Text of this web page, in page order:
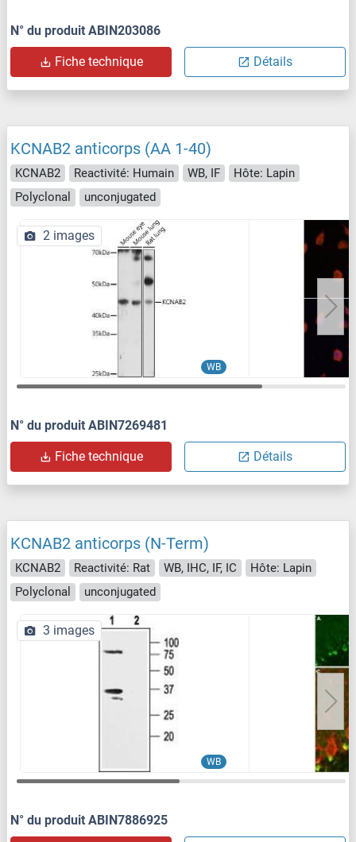
N° du produit ABIN203086
Fiche technique Détails
KCNAB2 anticorps (AA 1-40)
KCNAB2 Reactivité: Humain WB, IF
Hôte: Lapin
Polyclonal
unconjugated
WB
2 images
N° du produit ABIN7269481
Fiche technique Détails
KCNAB2 anticorps (N-Term)
KCNAB2 Reactivité: Rat WB, IHC, IF, IC
Hôte: Lapin
Polyclonal
unconjugated
WB
3 images
N° du produit ABIN7886925